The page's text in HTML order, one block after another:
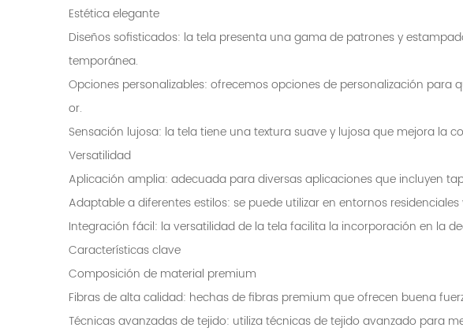
Estética elegante
Diseños sofisticados: la tela presenta una gama de patrones y
temporánea.
Opciones personalizables: ofrecemos opciones de personalización
or.
Sensación lujosa: la tela tiene una textura suave y lujosa que mejora
Versatilidad
Aplicación amplia: adecuada para diversas aplicaciones que incluyen
Adaptable a diferentes estilos: se puede utilizar en entornos
Integración fácil: la versatilidad de la tela facilita la incorporación en la
Características clave
Composición de material premium
Fibras de alta calidad: hechas de fibras premium que ofrecen buena
Técnicas avanzadas de tejido: utiliza técnicas de tejido avanzado para